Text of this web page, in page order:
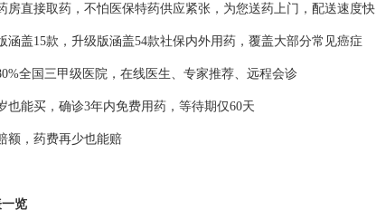
房直接取药，不怕医保特药供应紧张，为您送药上门，配送速度快
涵盖15款，升级版涵盖54款社保内外用药，覆盖大部分常见癌症
全国三甲级医院，在线医生、专家推荐、远程会诊
也能买，确诊3年内免费用药，等待期仅60天
额，药费再少也能赔
览